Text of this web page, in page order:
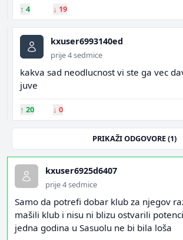
↑ 4 ↓ 19
kxuser6993140ed
prije 4 sedmice
kakva sad neodlucnost vi ste ga vec
juve
↑ 20 ↓ 0
PRIKAŽI ODGOVORE (1)
kxuser6925d6407
prije 4 sedmice
Samo da potrefi dobar klub za njegov
mašili klub i nisu ni blizu ostvarili
jedna godina u Sasuolu ne bi bila loša